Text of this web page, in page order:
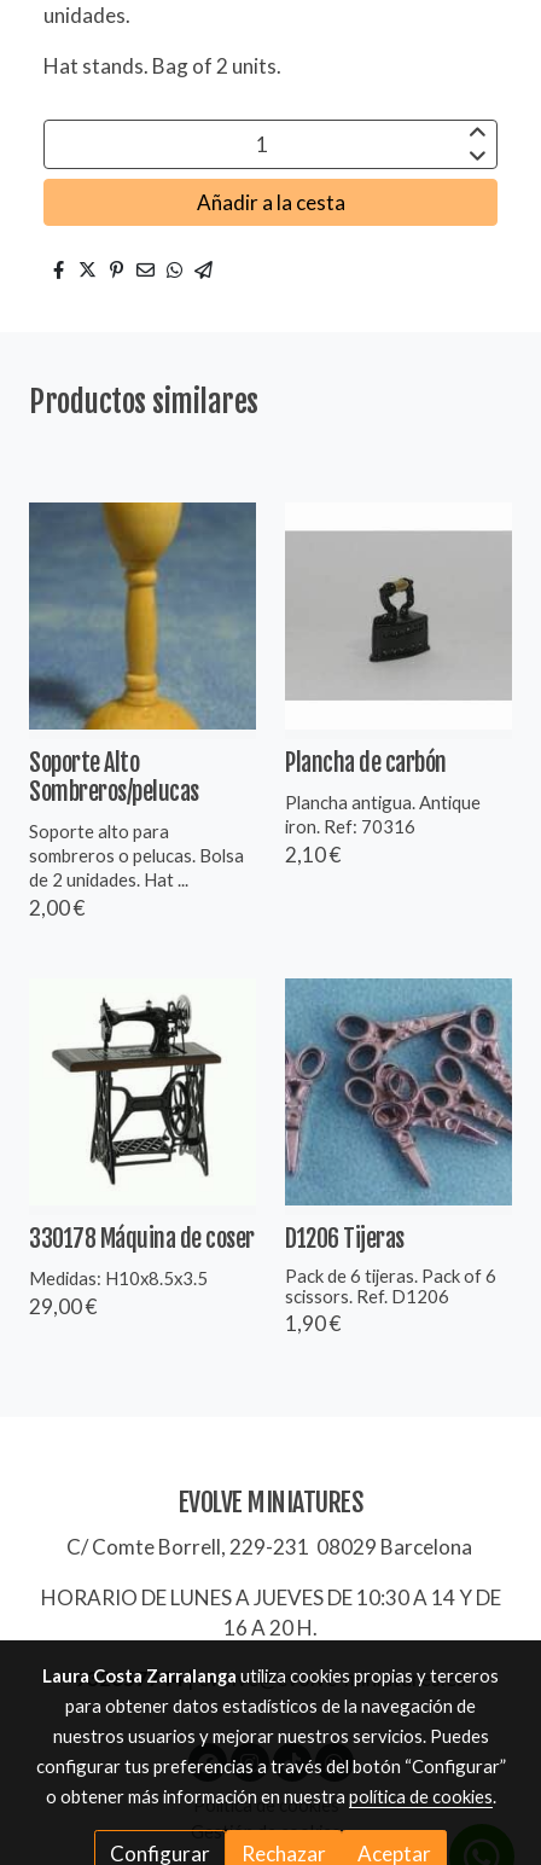
unidades.
Hat stands. Bag of 2 units.
Añadir a la cesta
Productos similares
Soporte Alto
Sombreros/pelucas
Soporte alto para
sombreros o pelucas. Bolsa
de 2 unidades. Hat ...
2,00 €
Plancha de carbón
Plancha antigua. Antique
iron. Ref: 70316
2,10 €
330178 Máquina de coser
Medidas: H10x8.5x3.5
29,00 €
D1206 Tijeras
Pack de 6 tijeras. Pack of 6
scissors. Ref. D1206
1,90 €
EVOLVE MINIATURES
C/ Comte Borrell, 229-231 08029 Barcelona
HORARIO DE LUNES A JUEVES DE 10:30 A 14 Y DE
16 A 20 H.
932657744|evolve@evolve-miniatures.es
Política de cookies
Gestión de cookies
Laura Costa Zarralanga utiliza cookies propias y terceros
para obtener datos estadísticos de la navegación de
nuestros usuarios y mejorar nuestros servicios. Puedes
configurar tus preferencias a través del botón “Configurar”
o obtener más información en nuestra política de cookies.
Configurar Rechazar Aceptar